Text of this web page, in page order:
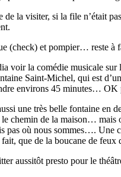
la visiter, si la file n’était
(check) et pompier… reste à
voir la comédie musicale
Saint-Michel, qui est
environs 45 minutes… OK
une très belle fontaine en
chemin de la maison…
pas où nous sommes….
que de la boucane de
aussitôt presto pour le